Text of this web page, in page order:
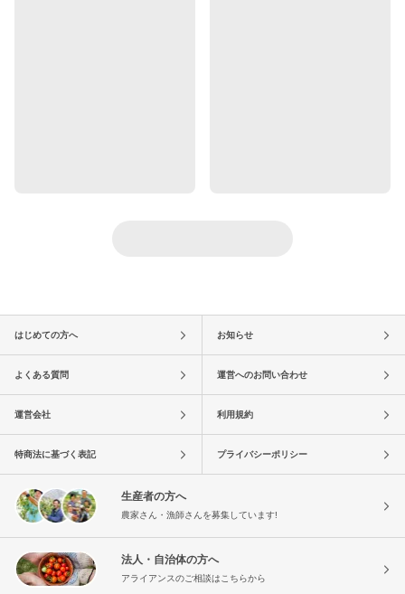
はじめての方へ お知らせ
よくある質問 運営へのお問い合わせ
運営会社 利用規約
特商法に基づく表記 プライバシーポリシー
生産者の方へ
農家さん・漁師さんを募集しています!
法人・自治体の方へ
アライアンスのご相談はこちらから